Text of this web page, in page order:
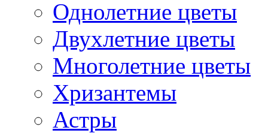
Однолетние цветы
Двухлетние цветы
Многолетние цветы
Хризантемы
Астры